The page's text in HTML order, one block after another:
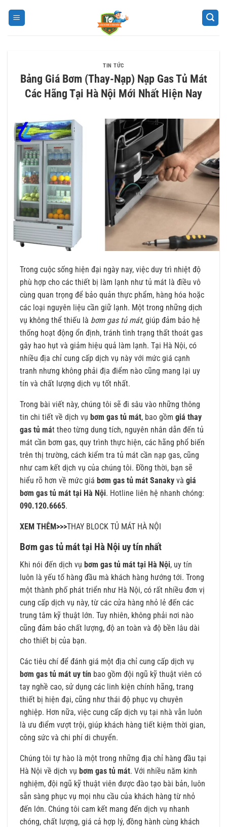
TIN TỨC
Bảng Giá Bơm (Thay-Nạp) Nạp Gas Tủ Mát
Các Hãng Tại Hà Nội Mới Nhất Hiện Nay
Trong cuộc sống hiện đại ngày nay, việc duy trì nhiệt độ
phù hợp cho các thiết bị làm lạnh như tủ mát là điều vô
cùng quan trọng để bảo quản thực phẩm, hàng hóa hoặc
các loại nguyên liệu cần giữ lạnh. Một trong những dịch
vụ không thể thiếu là bơm gas tủ mát, giúp đảm bảo hệ
thống hoạt động ổn định, tránh tình trạng thất thoát gas
gây hao hụt và giảm hiệu quả làm lạnh. Tại Hà Nội, có
nhiều địa chỉ cung cấp dịch vụ này với mức giá cạnh
tranh nhưng không phải địa điểm nào cũng mang lại uy
tín và chất lượng dịch vụ tốt nhất.
Trong bài viết này, chúng tôi sẽ đi sâu vào những thông
tin chi tiết về dịch vụ bơm gas tủ mát, bao gồm giá thay
gas tủ mát theo từng dung tích, nguyên nhân dẫn đến tủ
mát cần bơm gas, quy trình thực hiện, các hãng phổ biến
trên thị trường, cách kiểm tra tủ mát cần nạp gas, cũng
như cam kết dịch vụ của chúng tôi. Đồng thời, bạn sẽ
hiểu rõ hơn về mức giá bơm gas tủ mát Sanaky và giá
bơm gas tủ mát tại Hà Nội. Hotline liên hệ nhanh chóng:
090.120.6665.
XEM THÊM>>>THAY BLOCK TỦ MÁT HÀ NỘI
Bơm gas tủ mát tại Hà Nội uy tín nhất
Khi nói đến dịch vụ bơm gas tủ mát tại Hà Nội, uy tín
luôn là yếu tố hàng đầu mà khách hàng hướng tới. Trong
một thành phố phát triển như Hà Nội, có rất nhiều đơn vị
cung cấp dịch vụ này, từ các cửa hàng nhỏ lẻ đến các
trung tâm kỹ thuật lớn. Tuy nhiên, không phải nơi nào
cũng đảm bảo chất lượng, độ an toàn và độ bền lâu dài
cho thiết bị của bạn.
Các tiêu chí để đánh giá một địa chỉ cung cấp dịch vụ
bơm gas tủ mát uy tín bao gồm đội ngũ kỹ thuật viên có
tay nghề cao, sử dụng các linh kiện chính hãng, trang
thiết bị hiện đại, cũng như thái độ phục vụ chuyên
nghiệp. Hơn nữa, việc cung cấp dịch vụ tại nhà vẫn luôn
là ưu điểm vượt trội, giúp khách hàng tiết kiệm thời gian,
công sức và chi phí di chuyển.
Chúng tôi tự hào là một trong những địa chỉ hàng đầu tại
Hà Nội về dịch vụ bơm gas tủ mát. Với nhiều năm kinh
nghiệm, đội ngũ kỹ thuật viên được đào tạo bài bản, luôn
sẵn sàng phục vụ mọi nhu cầu của khách hàng từ nhỏ
đến lớn. Chúng tôi cam kết mang đến dịch vụ nhanh
chóng, chất lượng, giá cả hợp lý, đồng hành cùng khách